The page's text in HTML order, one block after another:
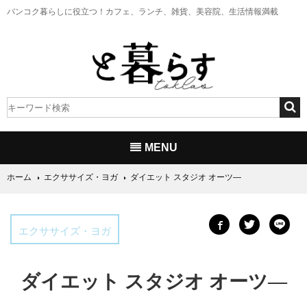
バンコク暮らしに役立つ！ カフェ、ランチ、雑貨、美容院、生活情報満載
MENU
ホーム エクササイズ・ヨガ ダイエット スタジオ オーツ―
エクササイズ・ヨガ
ダイエット スタジオ オーツ―